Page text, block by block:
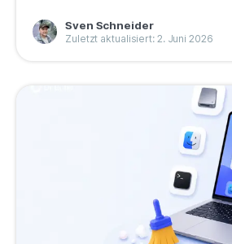
Sven Schneider
Zuletzt aktualisiert: 2. Juni 2026